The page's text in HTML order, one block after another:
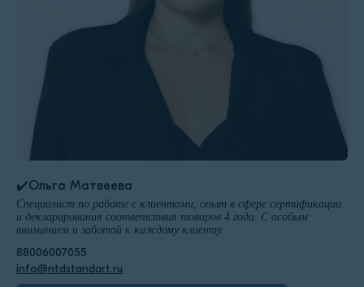
✔️Ольга Матвеева
Специалист по работе с клиентами, опыт в сфере сертификации
и декларирования соответствия товаров 4 года. С особым
вниманием и заботой к каждому клиенту.
88006007055
info@ntdstandart.ru